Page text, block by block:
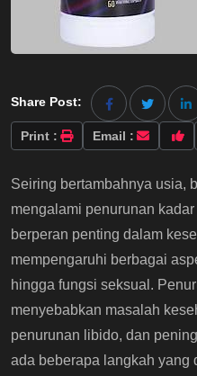
Share Post:
Print : Email :
Seiring bertambahnya usia,
mengalami penurunan
berperan penting dalam
mempengaruhi berbagai
hingga fungsi seksual.
menyebabkan masalah
penurunan libido, dan
ada beberapa langkah yang